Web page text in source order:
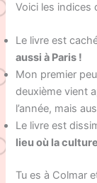
Voici les indices
Le livre est
aussi à Paris !
Mon premier
deuxième vient
l’année, mais
Le livre est
lieu où la
Tu es à Colmar